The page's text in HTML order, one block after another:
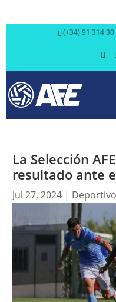
(+34) 91 314 30
La Selección
resultado ante
Jul 27, 2024| Deportivo